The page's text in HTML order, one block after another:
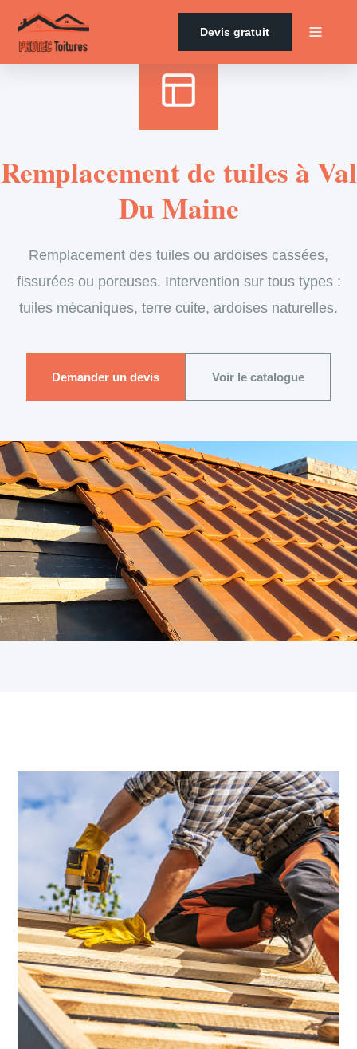
Devis gratuit
Remplacement de tuiles à Val
Du Maine
Remplacement des tuiles ou ardoises cassées,
fissurées ou poreuses. Intervention sur tous types :
tuiles mécaniques, terre cuite, ardoises naturelles.
Demander un devis Voir le catalogue